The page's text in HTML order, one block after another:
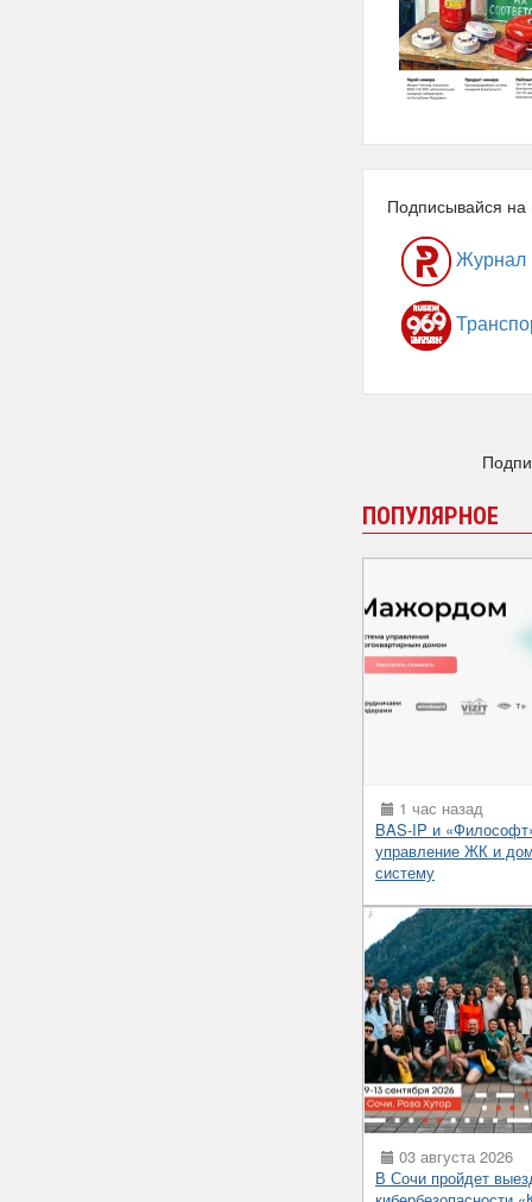
Подписывайся
ПОПУЛЯРНОЕ
1 час назад
BAS-IP и
управление ЖК и
систему
03 августа 2026
В Сочи пройдет